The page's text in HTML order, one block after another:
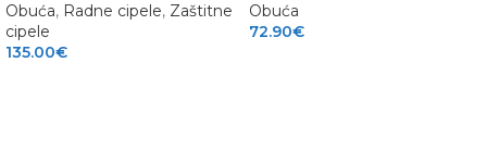
Obuća, Radne cipele, Zaštitne
cipele
135.00€
Obuća
72.90€